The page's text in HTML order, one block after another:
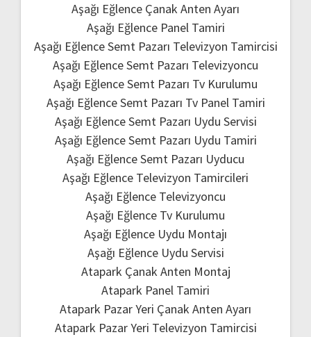
Aşağı Eğlence Çanak Anten Ayarı
Aşağı Eğlence Panel Tamiri
Aşağı Eğlence Semt Pazarı Televizyon Tamircisi
Aşağı Eğlence Semt Pazarı Televizyoncu
Aşağı Eğlence Semt Pazarı Tv Kurulumu
Aşağı Eğlence Semt Pazarı Tv Panel Tamiri
Aşağı Eğlence Semt Pazarı Uydu Servisi
Aşağı Eğlence Semt Pazarı Uydu Tamiri
Aşağı Eğlence Semt Pazarı Uyducu
Aşağı Eğlence Televizyon Tamircileri
Aşağı Eğlence Televizyoncu
Aşağı Eğlence Tv Kurulumu
Aşağı Eğlence Uydu Montajı
Aşağı Eğlence Uydu Servisi
Atapark Çanak Anten Montaj
Atapark Panel Tamiri
Atapark Pazar Yeri Çanak Anten Ayarı
Atapark Pazar Yeri Televizyon Tamircisi